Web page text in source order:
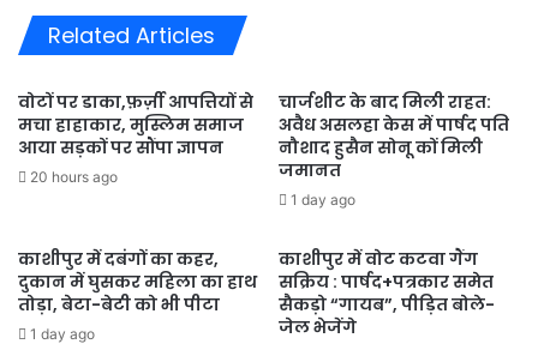
की
मौत,
घायल
Related Articles
वोटों पर डाका,फ़र्ज़ी आपत्तियों से
मचा हाहाकार, मुस्लिम समाज
आया सड़कों पर सौंपा ज्ञापन
20 hours ago
चार्जशीट के बाद मिली राहत:
अवैध असलहा केस में पार्षद पति
नौशाद हुसैन सोनू कों मिली
जमानत
1 day ago
काशीपुर में दबंगों का कहर,
दुकान में घुसकर महिला का हाथ
तोड़ा, बेटा-बेटी को भी पीटा
1 day ago
काशीपुर में वोट कटवा गैंग
सक्रिय : पार्षद+पत्रकार समेत
सैकड़ो “गायब”, पीड़ित बोले-
जेल भेजेंगे